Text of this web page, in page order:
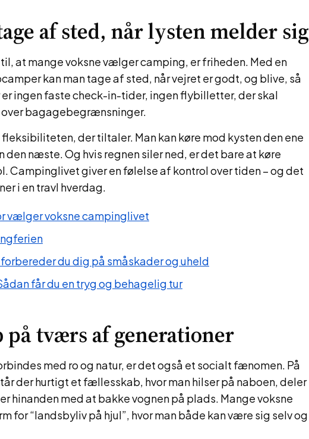
af sted, når lysten melder sig
at mange voksne vælger camping, er friheden. Med en
kan man tage af sted, når vejret er godt, og blive, så
ingen faste check-in-tider, ingen flybilletter, der skal
over bagagebegrænsninger.
der tiltaler. Man kan køre mod kysten den ene
den næste. Og hvis regnen siler ned, er det bare at køre
Campinglivet giver en følelse af kontrol over tiden – og det
i en travl hverdag.
vælger voksne campinglivet
du dig på småskader og uheld
får du en tryg og behagelig tur
på tværs af generationer
med ro og natur, er det også et socialt fænomen. På
der hurtigt et fællesskab, hvor man hilser på naboen, deler
hinanden med at bakke vognen på plads. Mange voksne
for “landsbyliv på hjul”, hvor man både kan være sig selv og